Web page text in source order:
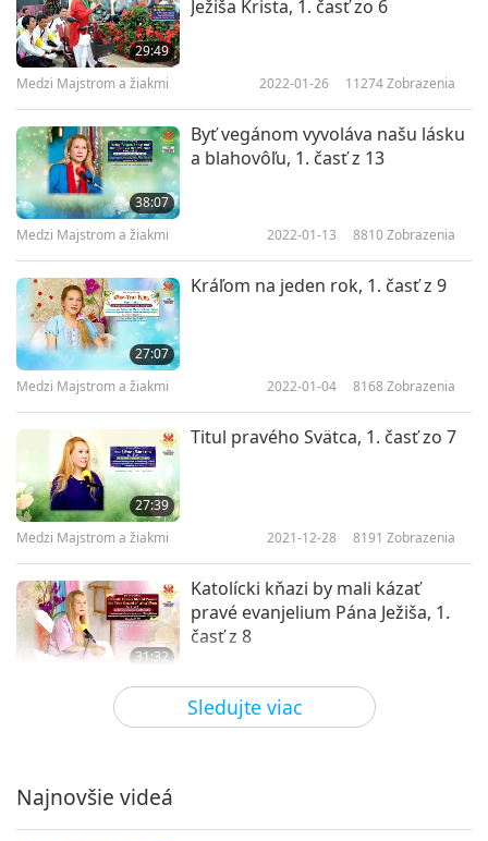
Sledujte viac
29:49
Ježiša Krista, 1. časť zo 6
Medzi Majstrom a žiakmi 2022-01-26 11274Zobrazenia
38:07
Byť vegánom vyvoláva našu lásku
a blahovôľu, 1. časť z 13
Medzi Majstrom a žiakmi 2022-01-13 8810Zobrazenia
27:07
Kráľom na jeden rok, 1. časť z 9
Medzi Majstrom a žiakmi 2022-01-04 8168 Zobrazenia
27:39
Titul pravého Svätca, 1. časť zo 7
Medzi Majstrom a žiakmi 2021-12-28 8191 Zobrazenia
31:32
Katolícki kňazi by mali kázať
pravé evanjelium Pána Ježiša, 1.
časť z 8
Medzi Majstrom a žiakmi 2021-12-20 7300
25:01
Najnovšie videá